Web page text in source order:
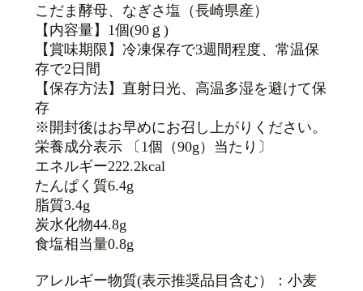
こだま酵母、なぎさ塩（長崎県産）
【内容量】1個(90ｇ)
【賞味期限】冷凍保存で3週間程度、常温保
存で2日間
【保存方法】直射日光、高温多湿を避けて保
存
※開封後はお早めにお召し上がりください。
栄養成分表示 〔1個（90g）当たり〕
エネルギー222.2kcal
たんぱく質6.4g
脂質3.4g
炭水化物44.8g
食塩相当量0.8g
アレルギー物質(表示推奨品目含む）：小麦